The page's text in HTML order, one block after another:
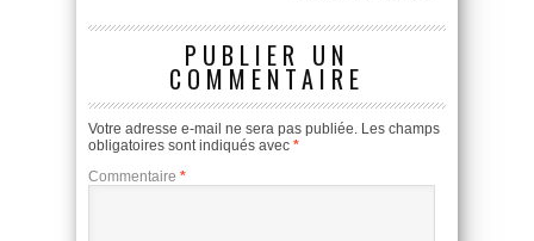
PUBLIER UN
COMMENTAIRE
Votre adresse e-mail ne sera pas publiée. Les champs
obligatoires sont indiqués avec *
Commentaire *